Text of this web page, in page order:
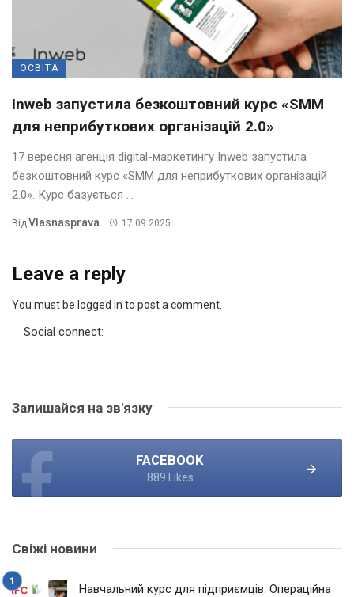
ОСВІТА
Inweb запустила безкоштовний курс «SMM
для неприбуткових організацій 2.0»
17 вересня агенція digital-маркетингу Inweb запустила
безкоштовний курс «SMM для неприбуткових організацій
2.0». Курс базується ...
Від Vlasnasprava 17.09.2025
Leave a reply
You must be logged in to post a comment.
Social connect:
Залишайся на зв'язку
FACEBOOK
889 Likes
Свіжі новини
Навчальний курс для підприємців: Операційна